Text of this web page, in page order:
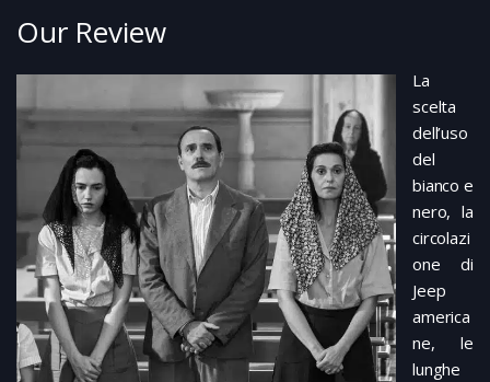
Our Review
La
scelta
dell’uso
del
bianco e
nero, la
circolazi
one di
Jeep
america
ne, le
lunghe